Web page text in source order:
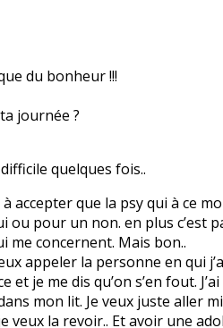
du bonheur !!!
journée ?
quelques fois..
accepter que la psy qui à ce
pour un non. en plus c’est
me concernent. Mais bon..
appeler la personne en qui
je me dis qu’on s’en fout.
mon lit. Je veux juste aller
veux la revoir.. Et avoir une